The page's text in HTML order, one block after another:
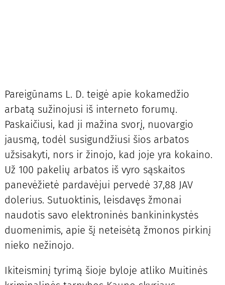
Pareigūnams L. D. teigė apie kokamedžio
arbatą sužinojusi iš interneto forumų.
Paskaičiusi, kad ji mažina svorį, nuovargio
jausmą, todėl susigundžiusi šios arbatos
užsisakyti, nors ir žinojo, kad joje yra kokaino.
Už 100 pakelių arbatos iš vyro sąskaitos
panevėžietė pardavėjui pervedė 37,88 JAV
dolerius. Sutuoktinis, leisdavęs žmonai
naudotis savo elektroninės bankininkystės
duomenimis, apie šį neteisėtą žmonos pirkinį
nieko nežinojo.
Ikiteisminį tyrimą šioje byloje atliko Muitinės